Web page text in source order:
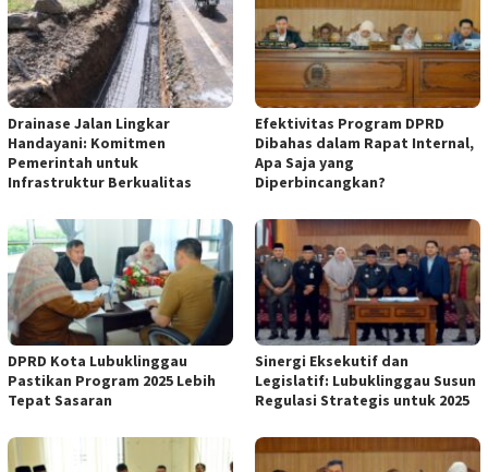
Drainase Jalan Lingkar
Handayani: Komitmen
Pemerintah untuk
Infrastruktur Berkualitas
Efektivitas Program DPRD
Dibahas dalam Rapat Internal,
Apa Saja yang
Diperbincangkan?
DPRD Kota Lubuklinggau
Pastikan Program 2025 Lebih
Tepat Sasaran
Sinergi Eksekutif dan
Legislatif: Lubuklinggau Susun
Regulasi Strategis untuk 2025